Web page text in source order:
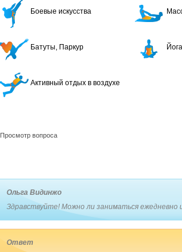
Боевые искусства
Батуты, Паркур Йога
Активный отдых в воздухе
Просмотр вопроса
Ольга Видинжо
Здравствуйте! Можно ли заниматься ежедневно
Ответ